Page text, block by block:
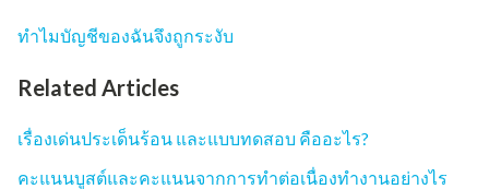
ทำไมบัญชีของฉันจึงถูกระงับ
Related Articles
เรื่องเด่นประเด็นร้อน และแบบทดสอบ คืออะไร?
คะแนนบูสต์และคะแนนจากการทำต่อเนื่องทำงานอย่างไร